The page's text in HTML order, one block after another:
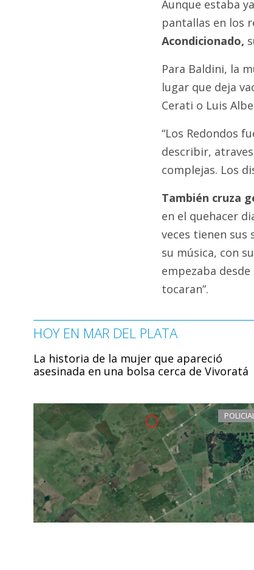
Aunque estaba
pantallas en los
Acondicionado,
Para Baldini, la
lugar que deja
Cerati o Luis
“Los Redondos
describir,
complejas. Los
También cruza
en el quehacer
veces tienen sus
su música, con
empezaba
tocaran”.
HOY EN MAR DEL PLATA
La historia de la mujer que apareció
asesinada en una bolsa cerca de Vivoratá